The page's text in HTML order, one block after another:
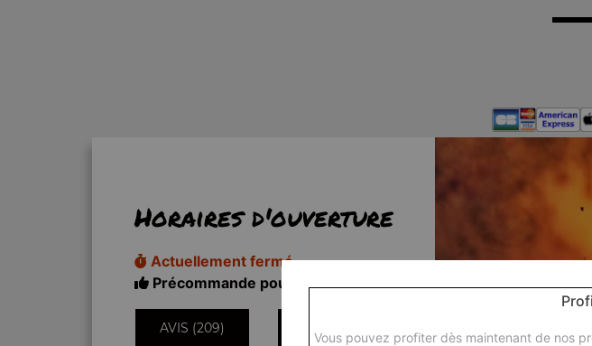
Horaires d'ouverture
Actuellement fermé
Précommande pour 11h50
AVIS (209)
Vous pouvez profiter dès maintenant de nos